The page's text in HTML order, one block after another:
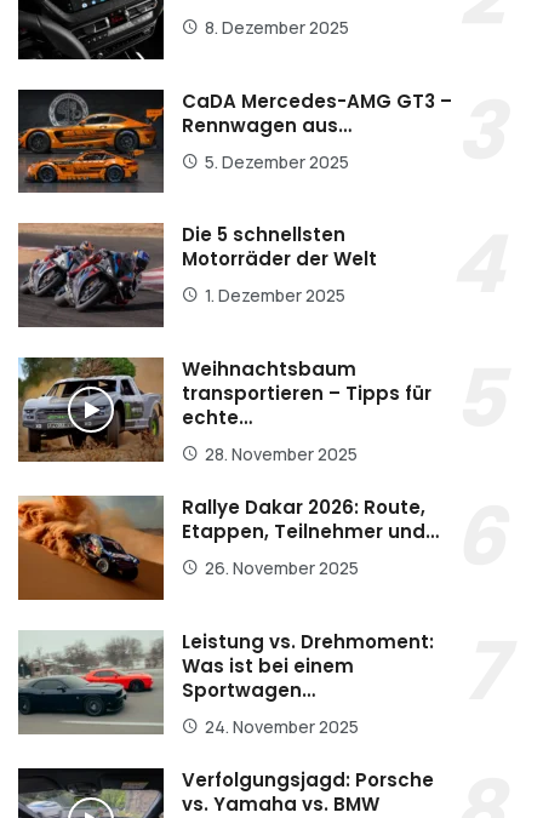
8. Dezember 2025
CaDA Mercedes-AMG GT3 –
Rennwagen aus…
5. Dezember 2025
Die 5 schnellsten
Motorräder der Welt
1. Dezember 2025
Weihnachtsbaum
transportieren – Tipps für
echte…
28. November 2025
Rallye Dakar 2026: Route,
Etappen, Teilnehmer und…
26. November 2025
Leistung vs. Drehmoment:
Was ist bei einem
Sportwagen…
24. November 2025
Verfolgungsjagd: Porsche
vs. Yamaha vs. BMW